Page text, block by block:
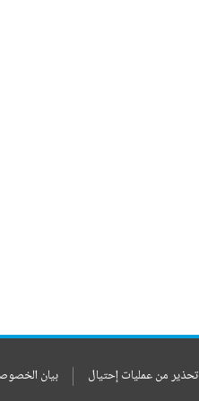
تحذير من عمليات إحتيال بيان